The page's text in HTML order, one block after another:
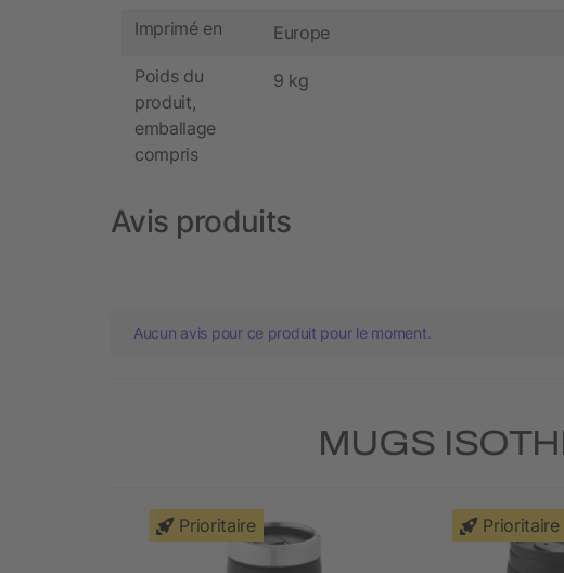
Imprimé en Europe
Poids du
produit,
emballage
compris
9 kg
Avis produits
Aucun avis pour ce produit pour le moment.
MUGS
Prioritaire Prioritaire